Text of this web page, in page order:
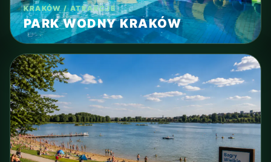
KRAKÓW / ATRAKCJE
PARK WODNY KRAKÓW